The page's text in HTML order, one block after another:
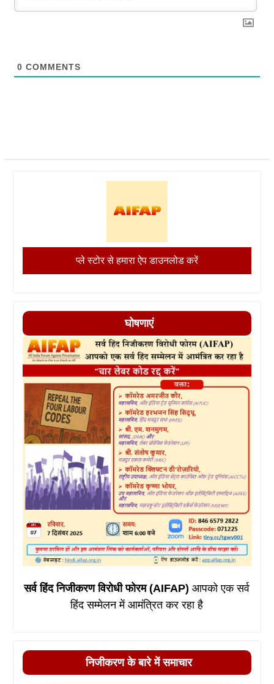
0 COMMENTS
प्ले स्टोर से हमारा ऐप डाउनलोड करें
घोषणाएं
सर्व हिंद निजीकरण विरोधी फोरम (AIFAP)आपको एक सर्व
हिंद सम्मेलन में आमंत्रित कर रहा है
निजीकरण के बारे में समाचार